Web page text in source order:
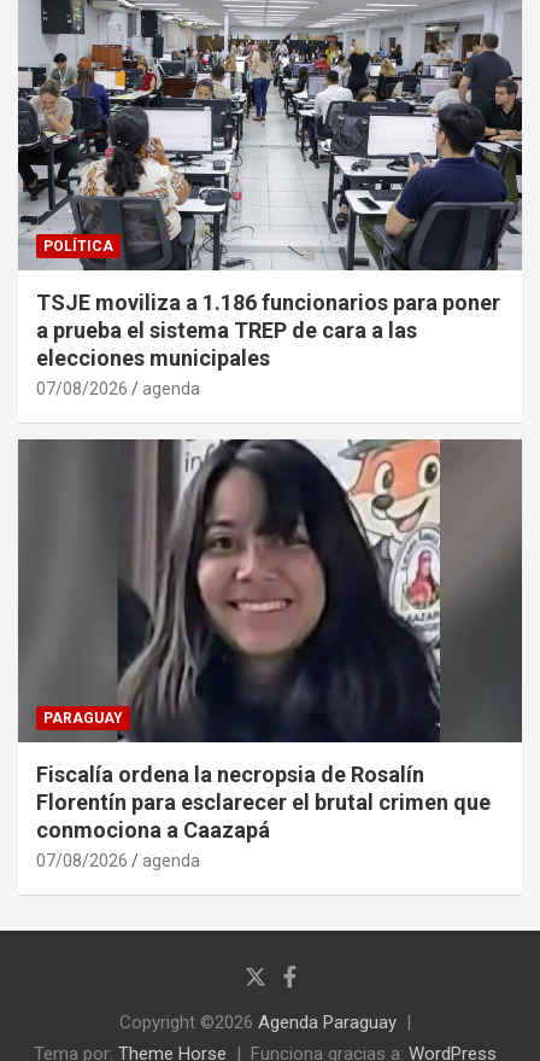
POLÍTICA
TSJE moviliza a 1.186 funcionarios para poner
a prueba el sistema TREP de cara a las
elecciones municipales
07/08/2026 agenda
PARAGUAY
Fiscalía ordena la necropsia de Rosalín
Florentín para esclarecer el brutal crimen que
conmociona a Caazapá
07/08/2026 agenda
Copyright ©2026 Agenda Paraguay
Tema por: Theme Horse Funciona gracias a: WordPress